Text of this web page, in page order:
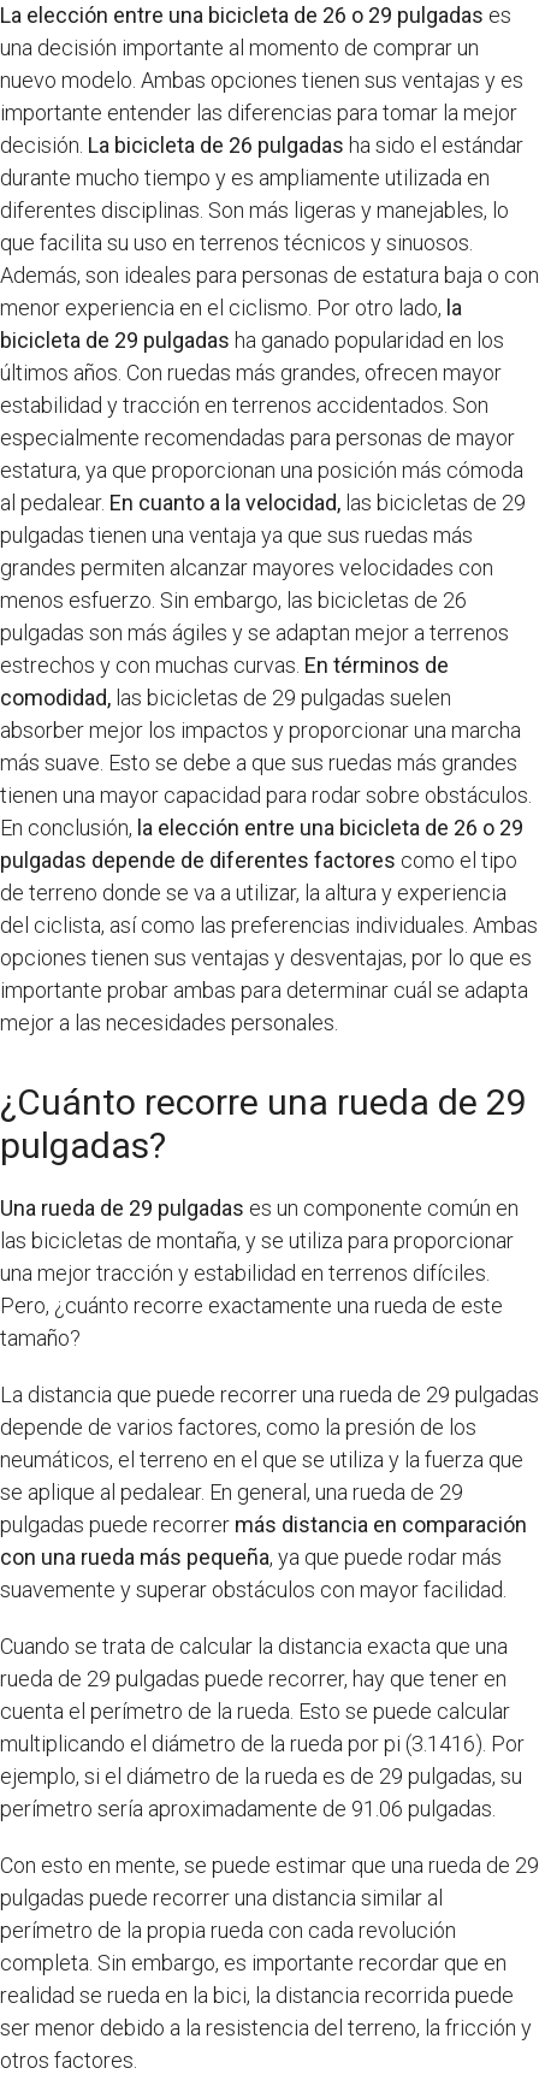
La elección entre una bicicleta de 26 o 29 pulgadas es
una decisión importante al momento de comprar un
nuevo modelo. Ambas opciones tienen sus ventajas y es
importante entender las diferencias para tomar la mejor
decisión. La bicicleta de 26 pulgadas ha sido el estándar
durante mucho tiempo y es ampliamente utilizada en
diferentes disciplinas. Son más ligeras y manejables, lo
que facilita su uso en terrenos técnicos y sinuosos.
Además, son ideales para personas de estatura baja o con
menor experiencia en el ciclismo. Por otro lado, la
bicicleta de 29 pulgadas ha ganado popularidad en los
últimos años. Con ruedas más grandes, ofrecen mayor
estabilidad y tracción en terrenos accidentados. Son
especialmente recomendadas para personas de mayor
estatura, ya que proporcionan una posición más cómoda
al pedalear. En cuanto a la velocidad, las bicicletas de 29
pulgadas tienen una ventaja ya que sus ruedas más
grandes permiten alcanzar mayores velocidades con
menos esfuerzo. Sin embargo, las bicicletas de 26
pulgadas son más ágiles y se adaptan mejor a terrenos
estrechos y con muchas curvas. En términos de
comodidad, las bicicletas de 29 pulgadas suelen
absorber mejor los impactos y proporcionar una marcha
más suave. Esto se debe a que sus ruedas más grandes
tienen una mayor capacidad para rodar sobre obstáculos.
En conclusión, la elección entre una bicicleta de 26 o 29
pulgadas depende de diferentes factores como el tipo
de terreno donde se va a utilizar, la altura y experiencia
del ciclista, así como las preferencias individuales. Ambas
opciones tienen sus ventajas y desventajas, por lo que es
importante probar ambas para determinar cuál se adapta
mejor a las necesidades personales.
¿Cuánto recorre una rueda de 29
pulgadas?
Una rueda de 29 pulgadas es un componente común en
las bicicletas de montaña, y se utiliza para proporcionar
una mejor tracción y estabilidad en terrenos difíciles.
Pero, ¿cuánto recorre exactamente una rueda de este
tamaño?
La distancia que puede recorrer una rueda de 29 pulgadas
depende de varios factores, como la presión de los
neumáticos, el terreno en el que se utiliza y la fuerza que
se aplique al pedalear. En general, una rueda de 29
pulgadas puede recorrer más distancia en comparación
con una rueda más pequeña, ya que puede rodar más
suavemente y superar obstáculos con mayor facilidad.
Cuando se trata de calcular la distancia exacta que una
rueda de 29 pulgadas puede recorrer, hay que tener en
cuenta el perímetro de la rueda. Esto se puede calcular
multiplicando el diámetro de la rueda por pi (3.1416). Por
ejemplo, si el diámetro de la rueda es de 29 pulgadas, su
perímetro sería aproximadamente de 91.06 pulgadas.
Con esto en mente, se puede estimar que una rueda de 29
pulgadas puede recorrer una distancia similar al
perímetro de la propia rueda con cada revolución
completa. Sin embargo, es importante recordar que en
realidad se rueda en la bici, la distancia recorrida puede
ser menor debido a la resistencia del terreno, la fricción y
otros factores.